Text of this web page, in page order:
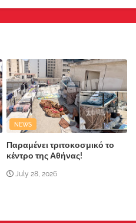
NEWS
Παραμένει τριτοκοσμικό το
κέντρο της Αθήνας!
July 28, 2026